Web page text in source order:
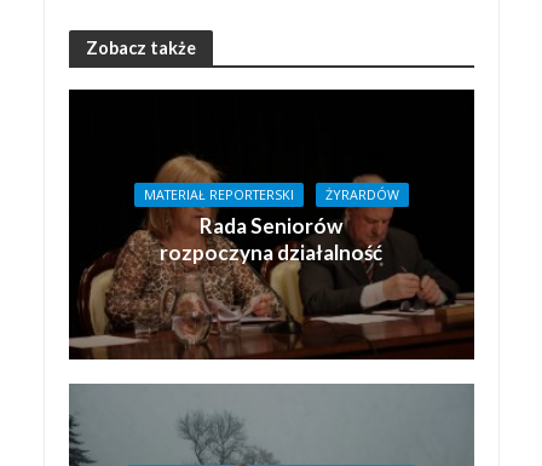
Zobacz także
MATERIAŁ REPORTERSKI ŻYRARDÓW
Rada Seniorów
rozpoczyna działalność